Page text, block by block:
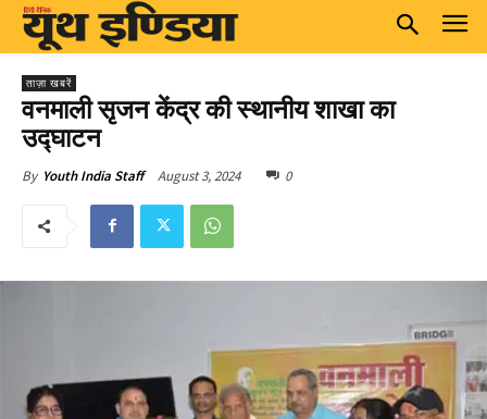
ताज़ा खबरें
वनमाली सृजन केंद्र की स्थानीय शाखा का
उद्घाटन
By Youth India Staff August 3, 2024 0